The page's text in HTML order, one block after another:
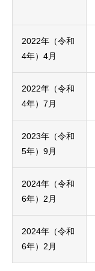
2022年（令和
4年）4月
2022年（令和
4年）7月
2023年（令和
5年）9月
2024年（令和
6年）2月
2024年（令和
6年）2月